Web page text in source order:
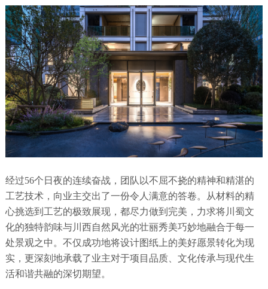
经过56个日夜的连续奋战，团队以不屈不挠的精神和精湛的
工艺技术，向业主交出了一份令人满意的答卷。
从材料的精
心挑选到工艺的极致展现，都尽力做到完美，力求将川蜀文
化的独特韵味与川西自然风光的壮丽秀美巧妙地融合于每一
处景观之中。 不仅成功地将设计图纸上的美好愿景转化为现
实，更深刻地承载了业主对于项目品质、文化传承与现代生
活和谐共融的深切期望。